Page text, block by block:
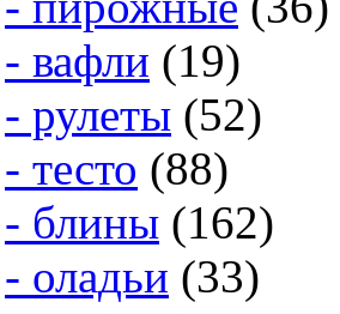
- вафли (19)
- рулеты (52)
- тесто (88)
- блины (162)
- оладьи (33)